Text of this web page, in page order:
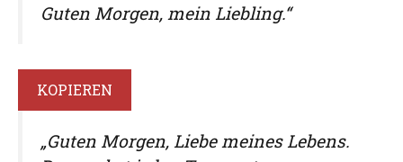
Guten Morgen, mein Liebling.“
KOPIEREN
„Guten Morgen, Liebe meines Lebens.